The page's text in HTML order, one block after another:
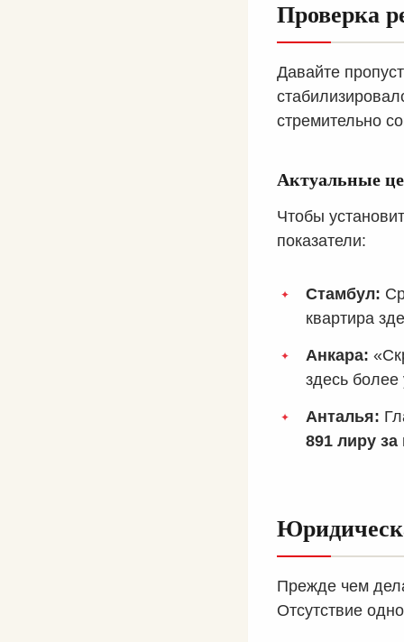
Проверка
Давайте
стремительно
Актуальные
Чтобы
показатели:
Стамбул:
квартира
Анкара:
здесь
Анталья:
891 лиру за
Прежде чем
Отсутствие